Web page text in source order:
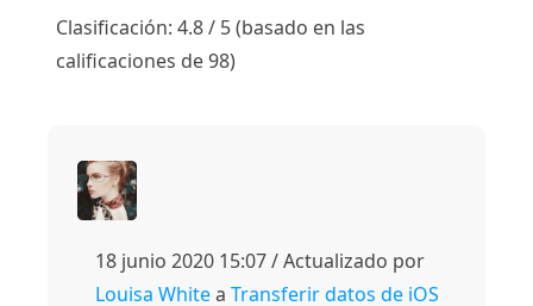
Clasificación: 4.8 / 5 (basado en las
calificaciones de 98)
18 junio 2020 15:07 / Actualizado por
Louisa Whitea Transferir datos de iOS